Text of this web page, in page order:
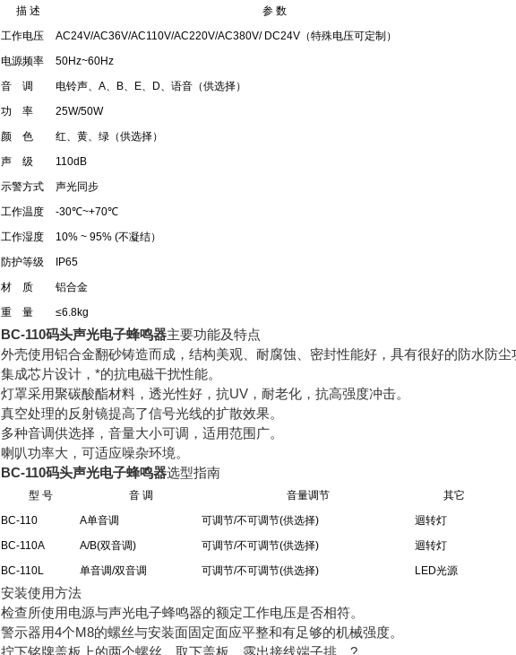
描 述
参 数
工作电压
AC24V/AC36V/AC110V/AC220V/AC380V/ DC24V（特殊电压可定制）
电源频率
50Hz~60Hz
音 调
电铃声、A、B、E、D、语音（供选择）
功 率
25W/50W
颜 色
红、黄、绿（供选择）
声 级
110dB
示警方式
声光同步
工作温度
-30℃~+70℃
工作湿度
10% ~ 95% (不凝结）
防护等级
IP65
材 质
铝合金
重 量
≤6.8kg
BC-110码头声光电子蜂鸣器主要功能及特点
外壳使用铝合金翻砂铸造而成，结构美观、耐腐蚀、密封性能好，具有很好的防水防尘
集成芯片设计，*的抗电磁干扰性能。
灯罩采用聚碳酸酯材料，透光性好，抗UV，耐老化，抗高强度冲击。
真空处理的反射镜提高了信号光线的扩散效果。
多种音调供选择，音量大小可调，适用范围广。
喇叭功率大，可适应噪杂环境。
BC-110码头声光电子蜂鸣器选型指南
型 号 音 调 音量调节
其它
BC-110
A单音调 可调节/不可调节(供选择)
迴转灯
BC-110A
A/B(双音调) 可调节/不可调节(供选择)
迴转灯
BC-110L
单音调/双音调 可调节/不可调节(供选择) LED光源
安装使用方法
检查所使用电源与声光电子蜂鸣器的额定工作电压是否相符。
警示器用4个M8的螺丝与安装面固定面应平整和有足够的机械强度。
拧下铭牌盖板上的两个螺丝，取下盖板，露出接线端子排。?